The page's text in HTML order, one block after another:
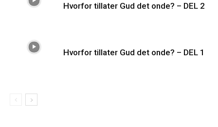
Hvorfor tillater Gud det onde? – DEL 2
Hvorfor tillater Gud det onde? – DEL 1